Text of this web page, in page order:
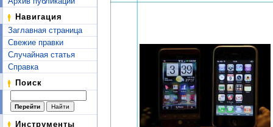
Навигация
Заглавная страница
Свежие правки
Случайная статья
Справка
Поиск
Инструменты